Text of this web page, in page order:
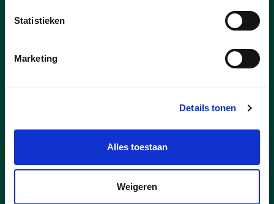
Statistieken
Marketing
Details tonen
Alles toestaan
Weigeren
Ruimtelijk beleidsplan
05/09/24
lees meer